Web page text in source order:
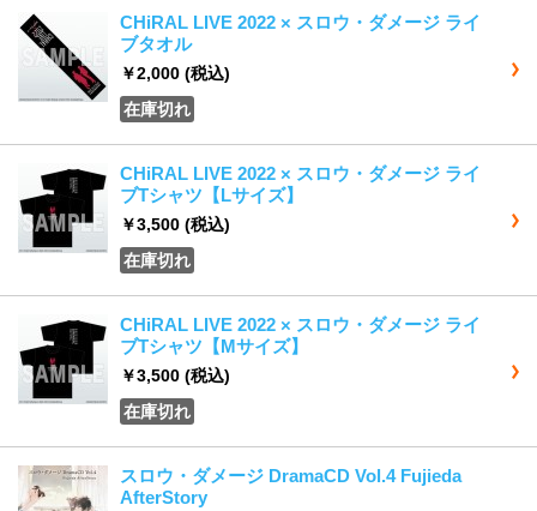
CHiRAL LIVE 2022 × スロウ・ダメージ ライ
ブタオル
￥2,000 (税込)
在庫切れ
CHiRAL LIVE 2022 × スロウ・ダメージ ライ
ブTシャツ【Lサイズ】
￥3,500 (税込)
在庫切れ
CHiRAL LIVE 2022 × スロウ・ダメージ ライ
ブTシャツ【Mサイズ】
￥3,500 (税込)
在庫切れ
スロウ・ダメージ DramaCD Vol.4 Fujieda
AfterStory